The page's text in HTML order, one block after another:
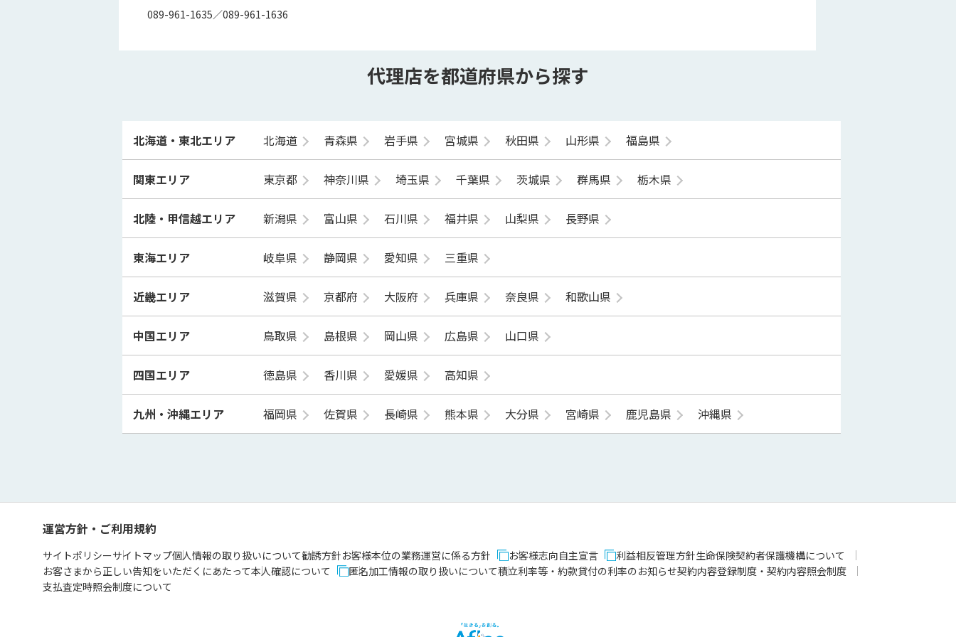
089-961-1635／089-961-1636
代理店を都道府県から探す
北海道・東北エリア 北海道 青森県 岩手県 宮城県 秋田県 山形県 福島県
関東エリア 東京都 神奈川県 埼玉県 千葉県 茨城県 群馬県 栃木県
北陸・甲信越エリア 新潟県 富山県 石川県 福井県 山梨県 長野県
東海エリア 岐阜県 静岡県 愛知県 三重県
近畿エリア 滋賀県 京都府 大阪府 兵庫県 奈良県 和歌山県
中国エリア 鳥取県 島根県 岡山県 広島県 山口県
四国エリア 徳島県 香川県 愛媛県 高知県
九州・沖縄エリア 福岡県 佐賀県 長崎県 熊本県 大分県 宮崎県 鹿児島県 沖縄県
運営方針・ご利用規約
サイトポリシーサイトマップ個人情報の取り扱いについて勧誘方針お客様本位の業務運営に係る方針 お客様志向自主宣言 利益相反管理方針生命保険契約者保護機構について
お客さまから正しい告知をいただくにあたって本人確認について 匿名加工情報の取り扱いについて積立利率等・約款貸付の利率のお知らせ契約内容登録制度・契約内容照会制度
支払査定時照会制度について